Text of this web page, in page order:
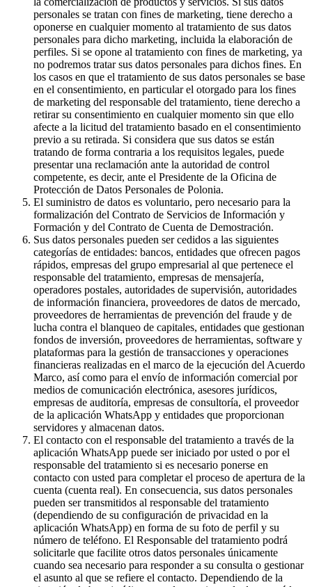
personales se tratan con fines de marketing, tiene derecho a
oponerse en cualquier momento al tratamiento de sus datos
personales para dicho marketing, incluida la elaboración de
perfiles. Si se opone al tratamiento con fines de marketing, ya
no podremos tratar sus datos personales para dichos fines. En
los casos en que el tratamiento de sus datos personales se base
en el consentimiento, en particular el otorgado para los fines
de marketing del responsable del tratamiento, tiene derecho a
retirar su consentimiento en cualquier momento sin que ello
afecte a la licitud del tratamiento basado en el consentimiento
previo a su retirada. Si considera que sus datos se están
tratando de forma contraria a los requisitos legales, puede
presentar una reclamación ante la autoridad de control
competente, es decir, ante el Presidente de la Oficina de
Protección de Datos Personales de Polonia.
El suministro de datos es voluntario, pero necesario para la
formalización del Contrato de Servicios de Información y
Formación y del Contrato de Cuenta de Demostración.
Sus datos personales pueden ser cedidos a las siguientes
categorías de entidades: bancos, entidades que ofrecen pagos
rápidos, empresas del grupo empresarial al que pertenece el
responsable del tratamiento, empresas de mensajería,
operadores postales, autoridades de supervisión, autoridades
de información financiera, proveedores de datos de mercado,
proveedores de herramientas de prevención del fraude y de
lucha contra el blanqueo de capitales, entidades que gestionan
fondos de inversión, proveedores de herramientas, software y
plataformas para la gestión de transacciones y operaciones
financieras realizadas en el marco de la ejecución del Acuerdo
Marco, así como para el envío de información comercial por
medios de comunicación electrónica, asesores jurídicos,
empresas de auditoría, empresas de consultoría, el proveedor
de la aplicación WhatsApp y entidades que proporcionan
servidores y almacenan datos.
El contacto con el responsable del tratamiento a través de la
aplicación WhatsApp puede ser iniciado por usted o por el
responsable del tratamiento si es necesario ponerse en
contacto con usted para completar el proceso de apertura de la
cuenta (cuenta real). En consecuencia, sus datos personales
pueden ser transmitidos al responsable del tratamiento
(dependiendo de su configuración de privacidad en la
aplicación WhatsApp) en forma de su foto de perfil y su
número de teléfono. El Responsable del tratamiento podrá
solicitarle que facilite otros datos personales únicamente
cuando sea necesario para responder a su consulta o gestionar
el asunto al que se refiere el contacto. Dependiendo de la